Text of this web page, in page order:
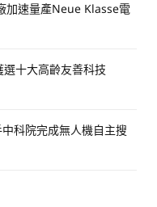
加速量產Neue Klasse電
十大高齡友善科技
科院完成無人機自主搜